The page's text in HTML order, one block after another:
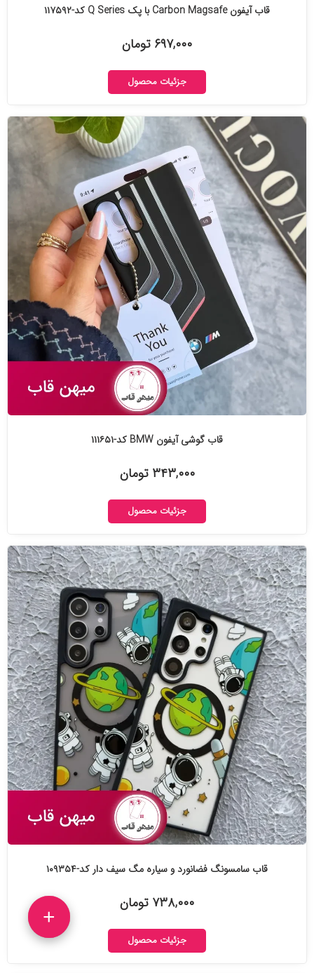
قاب آیفون Carbon Magsafe با پک Q Series کد-۱۱۷۵۹۲
۶۹۷,۰۰۰ تومان
جزئیات محصول
قاب گوشی آیفون BMW کد-۱۱۱۶۵۱
۳۴۳,۰۰۰ تومان
جزئیات محصول
قاب سامسونگ فضانورد و سیاره مگ سیف دار کد-۱۰۹۳۵۴
۷۳۸,۰۰۰ تومان
جزئیات محصول
+